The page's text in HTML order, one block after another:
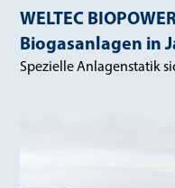
WELTEC
Biogasanlagen in
Spezielle Anlagenstatik